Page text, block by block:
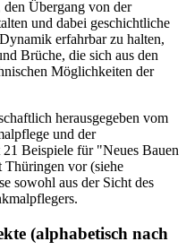
den Übergang von der
und dabei geschichtliche
erfahrbar zu halten,
Brüche, die sich aus den
Möglichkeiten der
herausgegeben vom
und der
Beispiele für "Neues Bauen
vor (siehe
sowohl aus der Sicht des
(alphabetisch nach